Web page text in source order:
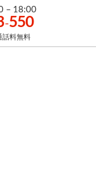
– 18:00
-550
話料無料